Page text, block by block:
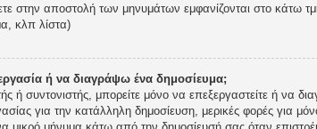
στην αποστολή των μηνυμάτων εμφανίζονται στο
κλπ λίστα)
ή να διαγράψω ένα δημοσίευμα;
ή συντονιστής, μπορείτε μόνο να επεξεργαστείτε ή να
για την κατάλληλη δημοσίευση, μερικές φορές για